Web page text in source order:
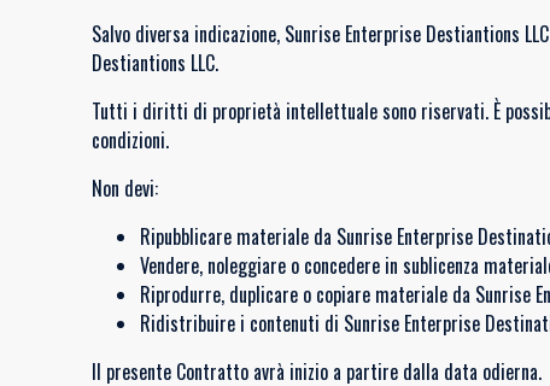
Salvo diversa indicazione, Sunrise Enterprise Destiantions
Destiantions LLC.
Tutti i diritti di proprietà intellettuale sono riservati. È
condizioni.
Non devi:
Ripubblicare materiale da Sunrise Enterprise
Vendere, noleggiare o concedere in sublicenza
Riprodurre, duplicare o copiare materiale da Sunrise
Ridistribuire i contenuti di Sunrise Enterprise
Il presente Contratto avrà inizio a partire dalla data odierna.